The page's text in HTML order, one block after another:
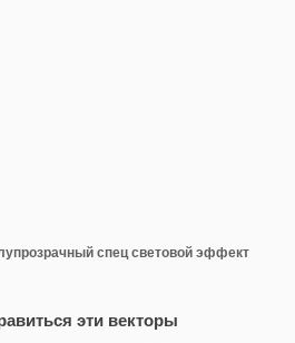
спец световой эффект
эти векторы